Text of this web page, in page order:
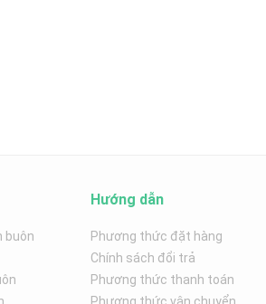
buôn
Hướng dẫn
Phương thức đặt hàng
Chính sách đổi trả
Phương thức thanh toán